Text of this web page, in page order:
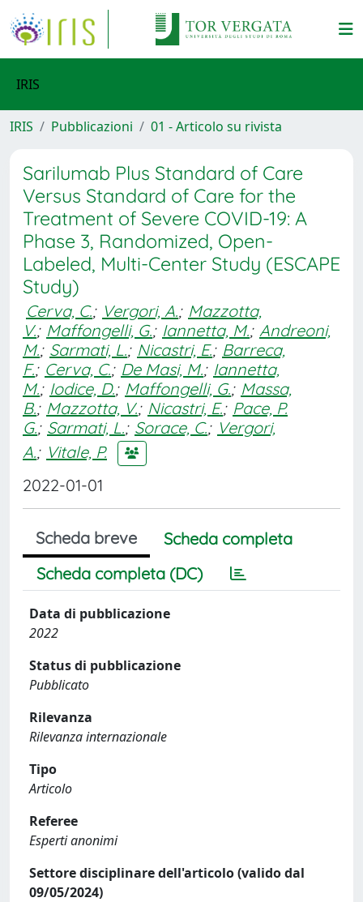
IRIS
IRIS Pubblicazioni 01 - Articolo su rivista
Sarilumab Plus Standard of Care
Versus Standard of Care for the
Treatment of Severe COVID-19: A
Phase 3, Randomized, Open-
Labeled, Multi-Center Study (ESCAPE
Study)
Cerva, C.; Vergori, A.; Mazzotta,
V.; Maffongelli, G.; Iannetta, M.; Andreoni,
M.; Sarmati, L.; Nicastri, E.; Barreca,
F.; Cerva, C.; De Masi, M.; Iannetta,
M.; Iodice, D.; Maffongelli, G.; Massa,
B.; Mazzotta, V.; Nicastri, E.; Pace, P.
G.; Sarmati, L.; Sorace, C.; Vergori,
A.; Vitale, P.
2022-01-01
Scheda breve
Scheda completa
Scheda completa (DC)
Data di pubblicazione
2022
Status di pubblicazione
Pubblicato
Rilevanza
Rilevanza internazionale
Tipo
Articolo
Referee
Esperti anonimi
Settore disciplinare dell'articolo (valido dal
09/05/2024)